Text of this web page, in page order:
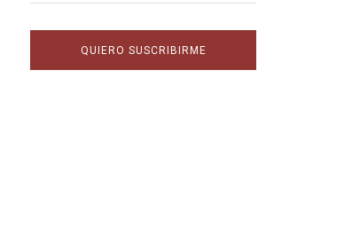
QUIERO SUSCRIBIRME